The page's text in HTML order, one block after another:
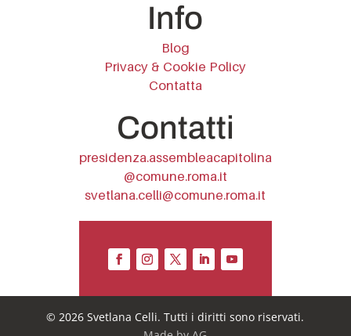
Info
Blog
Privacy & Cookie Policy
Contatta
Contatti
presidenza.assembleacapitolina
@comune.roma.it
svetlana.celli@comune.roma.it
© 2026 Svetlana Celli. Tutti i diritti sono riservati.